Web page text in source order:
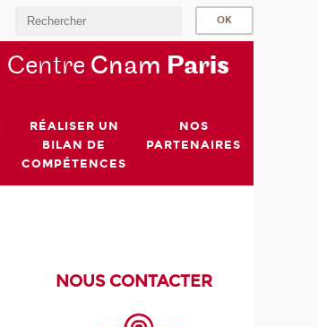
Centre Cnam Paris
RÉALISER UN
BILAN DE
COMPÉTENCES
NOS
PARTENAIRES
NOUS CONTACTER